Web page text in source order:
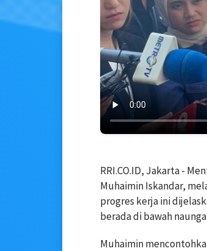
RRI.CO.ID, Jakarta -
Muhaimin Iskandar,
progres kerja ini
berada di bawah
Muhaimin